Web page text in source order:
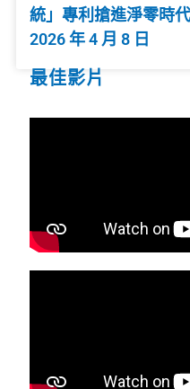
統」專利搶進淨零時
2026 年 4 月 8 日
最佳影片